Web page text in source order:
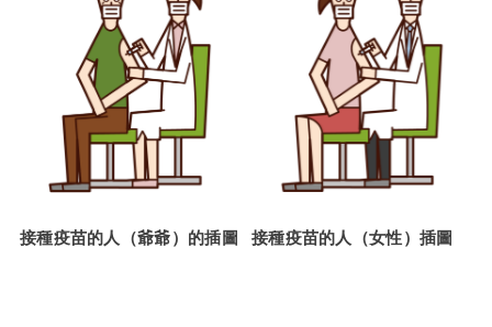
接種疫苗的人（爺爺）的插圖 接種疫苗的人（女性）插圖